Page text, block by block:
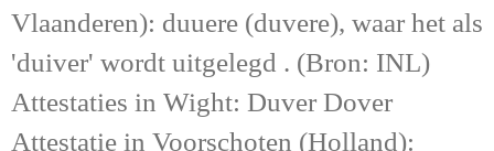
Vlaanderen): duuere (duvere), waar het als
'duiver' wordt uitgelegd . (Bron: INL)
Attestaties in Wight: Duver Dover
Attestatie in Voorschoten (Holland):